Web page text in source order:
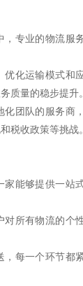
，专业的物流服
优化运输模式和
质量的稳步提升。
化团队的服务商
税收政策等挑战。
家能够提供一站
对所有物流的个
，每一个环节都